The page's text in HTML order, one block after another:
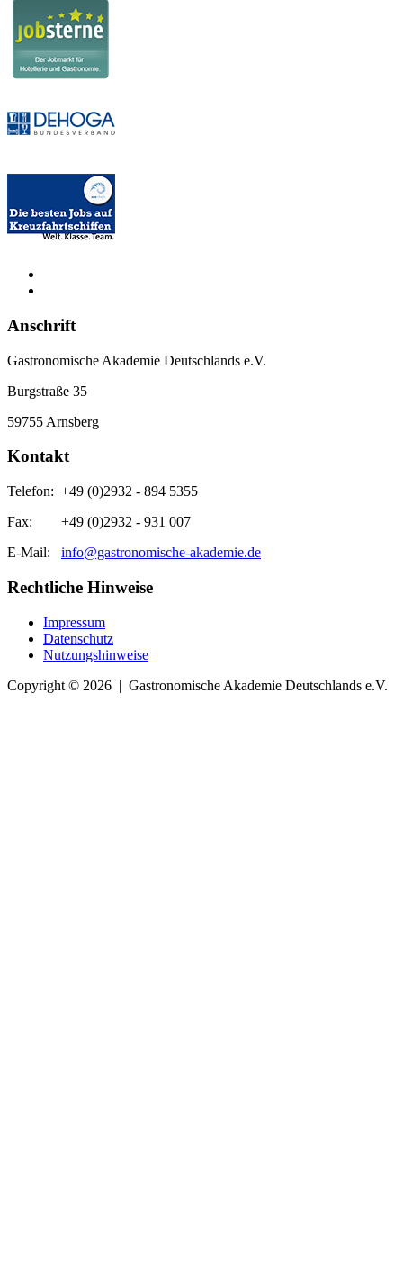
Anschrift
Gastronomische Akademie Deutschlands e.V.
Burgstraße 35
59755 Arnsberg
Kontakt
Telefon: +49 (0)2932 - 894 5355
Fax:
+49 (0)2932 - 931 007
E-Mail:
info@gastronomische-akademie.de
Rechtliche Hinweise
Impressum
Datenschutz
Nutzungshinweise
Copyright © 2026 | Gastronomische Akademie Deutschlands e.V.